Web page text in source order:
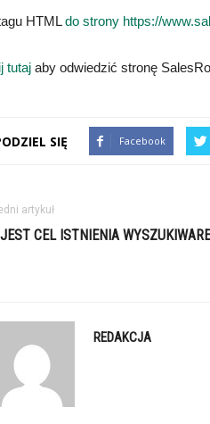
HTMLdo strony https://
tutaj aby odwiedzić stronę
SIĘ Facebook
artykuł
CEL ISTNIENIA
REDAKCJA